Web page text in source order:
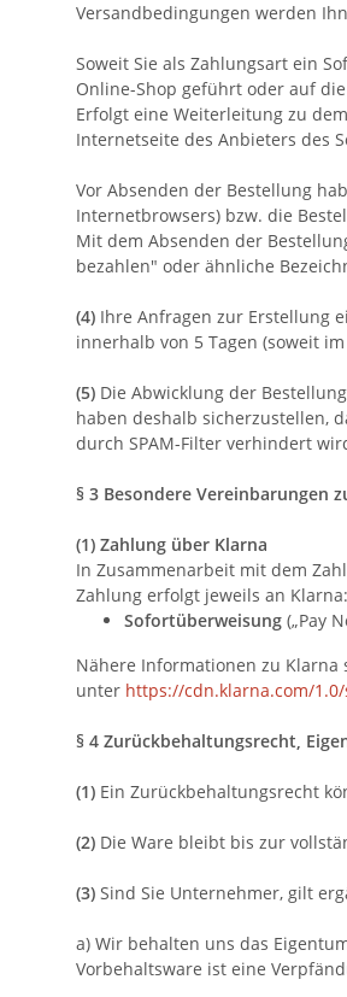
Versandbedingungen werden
Soweit Sie als Zahlungsart ein
Online-Shop geführt oder auf
Erfolgt eine Weiterleitung zu
Internetseite des Anbieters des
Vor Absenden der Bestellung
Internetbrowsers) bzw. die
Mit dem Absenden der
bezahlen" oder ähnliche
(4) Ihre Anfragen zur Erstellung
innerhalb von 5 Tagen (soweit
(5) Die Abwicklung der
haben deshalb sicherzustellen,
durch SPAM-Filter verhindert
§ 3 Besondere Vereinbarungen
(1) Zahlung über Klarna
In Zusammenarbeit mit dem
Zahlung erfolgt jeweils an Klarna:
Sofortüberweisung („Pay
Nähere Informationen zu
unter https://cdn.klarna.com/
§ 4 Zurückbehaltungsrecht,
(1) Ein Zurückbehaltungsrecht
(2) Die Ware bleibt bis zur
(3) Sind Sie Unternehmer, gilt
a) Wir behalten uns das
Vorbehaltsware ist eine